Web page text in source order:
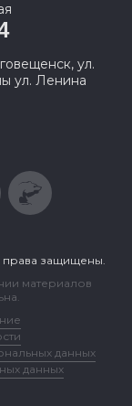
ул.
ул. Ленина
права защищены.
материалов
данных
данных